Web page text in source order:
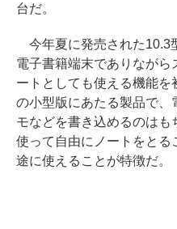
台だ。
今年夏に発売された10.3
電子書籍端末でありながら
ートとしても使える機能
の小型版にあたる製品で、
モなどを書き込めるのは
使って自由にノートをとる
途に使えることが特徴だ。